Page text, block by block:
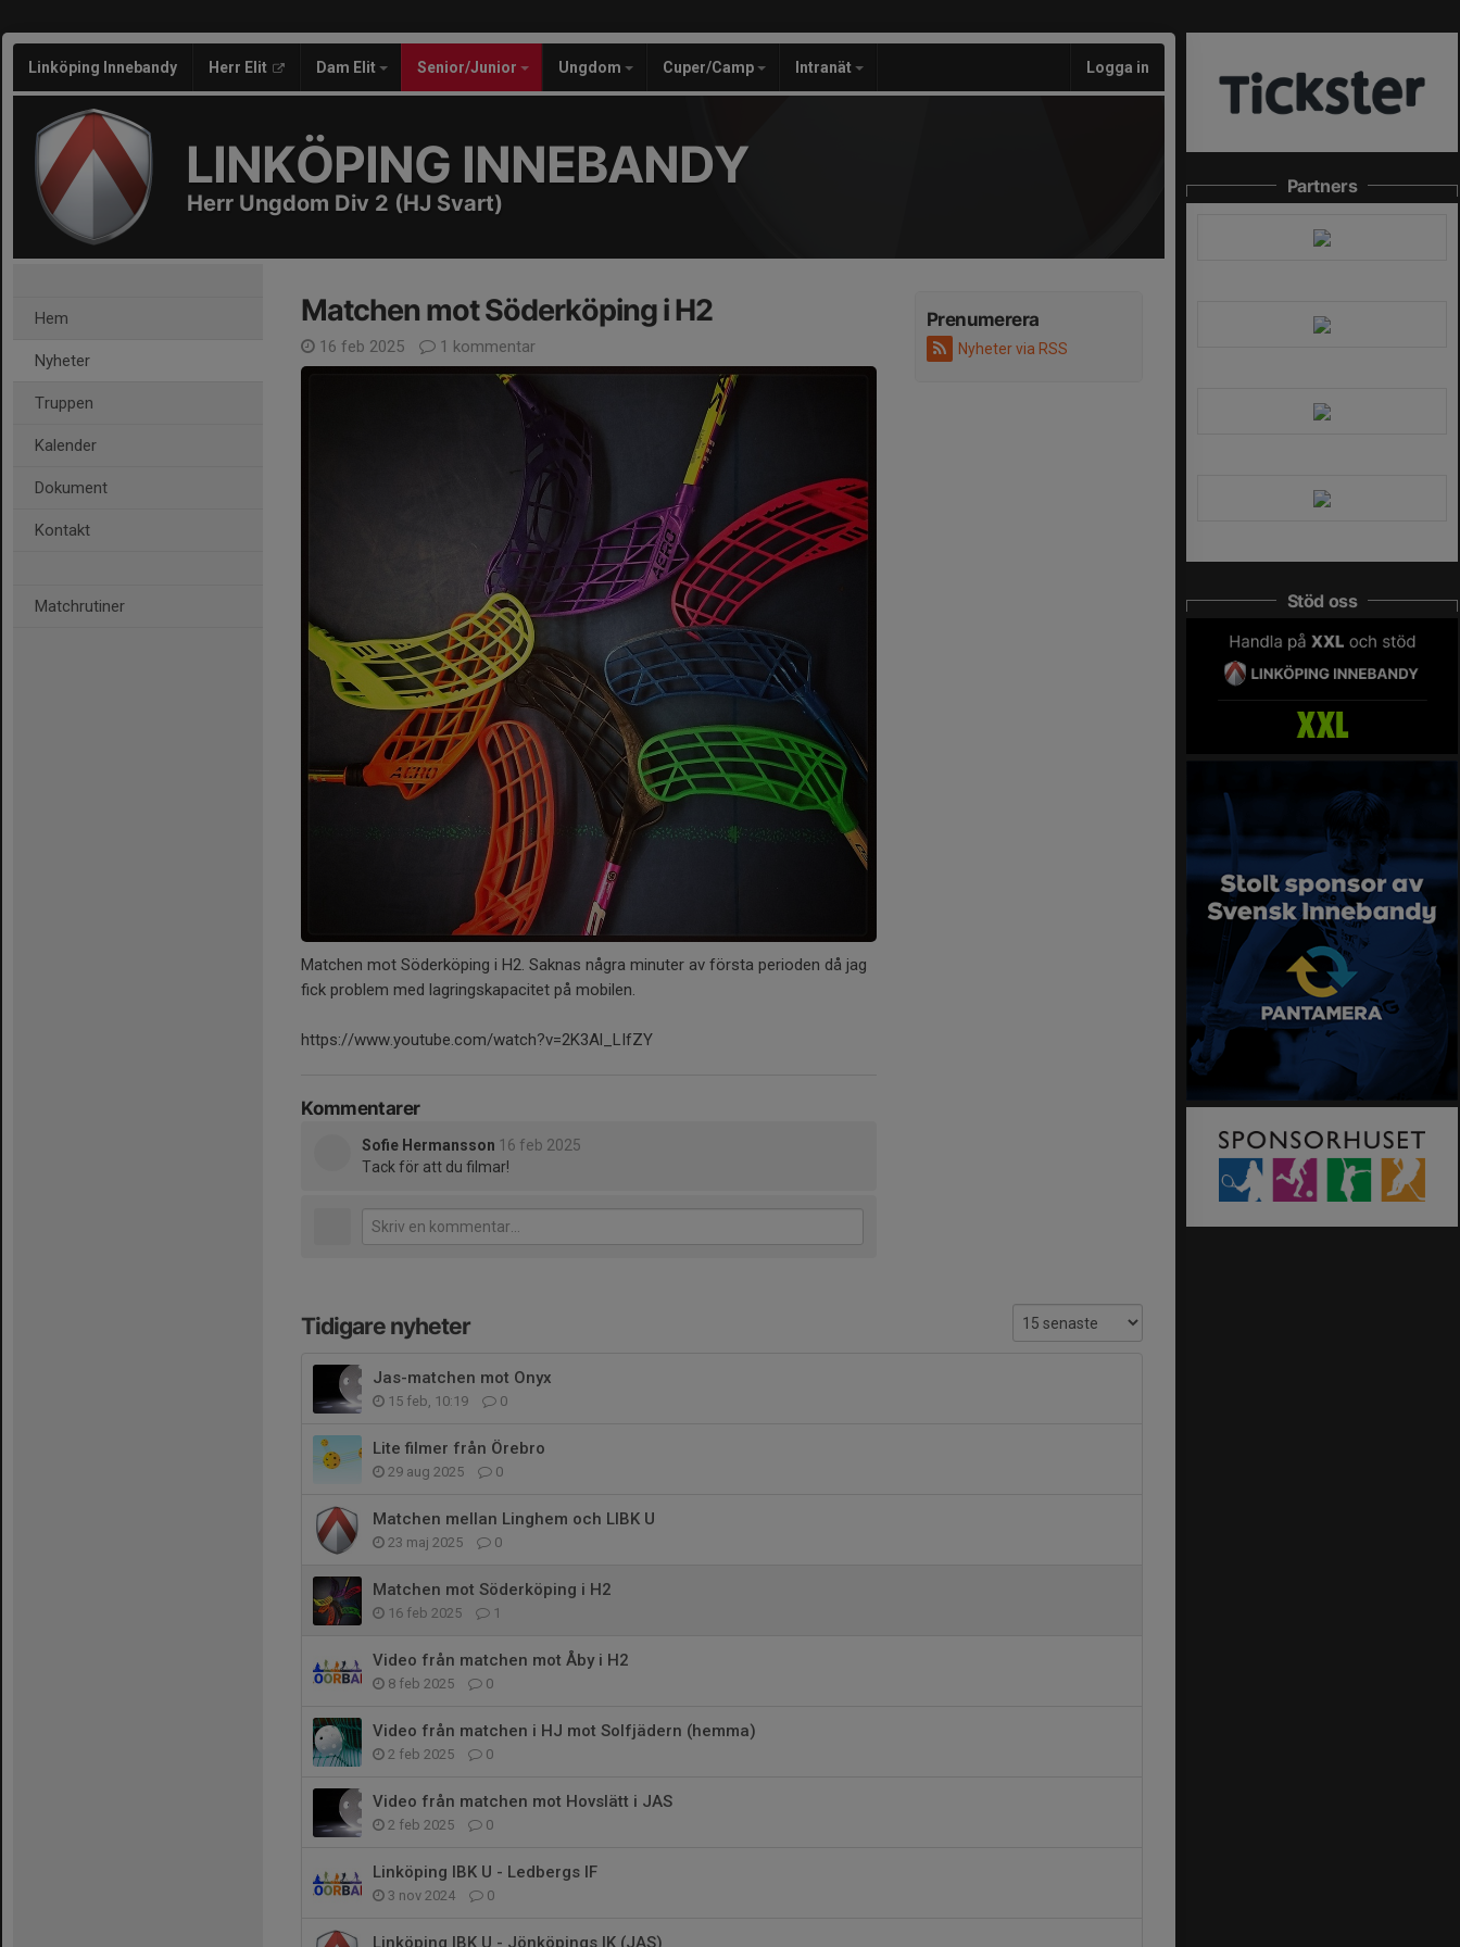
Linköping Innebandy Herr Elit Dam Elit Senior/Junior Ungdom Cuper/Camp Intranät Logga in
LINKÖPING INNEBANDY
Herr Ungdom Div 2 (HJ Svart)
Hem
Nyheter
Truppen
Kalender
Dokument
Kontakt
Matchrutiner
Prenumerera
Nyheter via RSS
Matchen mot Söderköping i H2
16 feb 2025 1 kommentar
Matchen mot Söderköping i H2. Saknas några minuter av första perioden då jag
fick problem med lagringskapacitet på mobilen.
https://www.youtube.com/watch?v=2K3Al_LIfZY
Kommentarer
Sofie Hermansson 16 feb 2025
Tack för att du filmar!
Tidigare nyheter
Jas-matchen mot Onyx
15 feb, 10:19 0
Lite filmer från Örebro
29 aug 2025 0
Matchen mellan Linghem och LIBK U
23 maj 2025 0
Matchen mot Söderköping i H2
16 feb 2025 1
Video från matchen mot Åby i H2
8 feb 2025 0
Video från matchen i HJ mot Solfjädern (hemma)
2 feb 2025 0
Video från matchen mot Hovslätt i JAS
2 feb 2025 0
Linköping IBK U - Ledbergs IF
3 nov 2024 0
Linköping IBK U - Jönköpings IK (JAS)
Partners
Stöd oss